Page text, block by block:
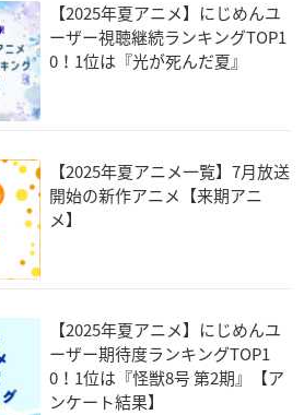
【2025年夏アニメ】にじめんユ
ーザー視聴継続ランキングTOP1
0！1位は『光が死んだ夏』
【2025年夏アニメ一覧】7月放送
開始の新作アニメ【来期アニ
メ】
【2025年夏アニメ】にじめんユ
ーザー期待度ランキングTOP1
0！1位は『怪獣8号 第2期』【ア
ンケート結果】